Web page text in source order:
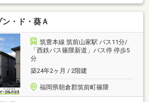
ン・ド・葵Ａ
筑豊本線 筑前山家駅 バス11分/
「西鉄バス篠隈新道」バス停 停歩5
分
築24年2ヶ月 / 2階建
福岡県朝倉郡筑前町篠隈